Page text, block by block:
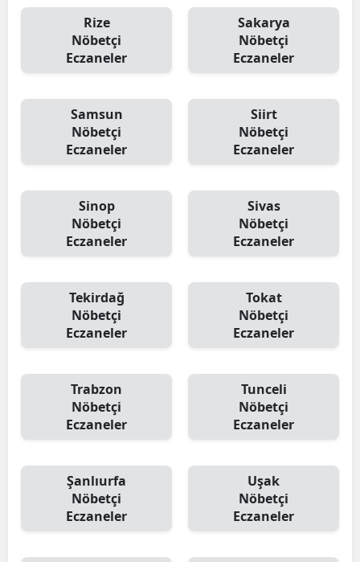
Rize
Nöbetçi
Eczaneler
Sakarya
Nöbetçi
Eczaneler
Samsun
Nöbetçi
Eczaneler
Siirt
Nöbetçi
Eczaneler
Sinop
Nöbetçi
Eczaneler
Sivas
Nöbetçi
Eczaneler
Tekirdağ
Nöbetçi
Eczaneler
Tokat
Nöbetçi
Eczaneler
Trabzon
Nöbetçi
Eczaneler
Tunceli
Nöbetçi
Eczaneler
Şanlıurfa
Nöbetçi
Eczaneler
Uşak
Nöbetçi
Eczaneler